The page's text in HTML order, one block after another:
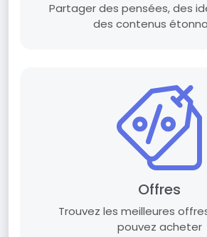
Partager des pensées, des
des contenus
Offres
Trouvez les meilleures
pouvez acheter